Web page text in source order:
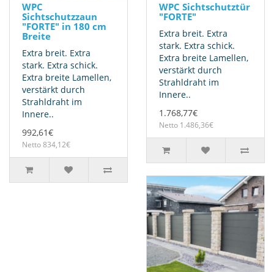
WPC
Sichtschutzzaun
"FORTE" in 180 cm
Breite
Extra breit. Extra
stark. Extra schick.
Extra breite Lamellen,
verstärkt durch
Strahldraht im
Innere..
992,61€
Netto 834,12€
WPC Sichtschutztür
"FORTE"
Extra breit. Extra
stark. Extra schick.
Extra breite Lamellen,
verstärkt durch
Strahldraht im
Innere..
1.768,77€
Netto 1.486,36€